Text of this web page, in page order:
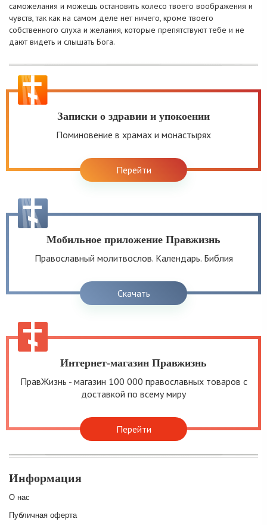
саможелания и можешь остановить колесо твоего воображения и
чувств, так как на самом деле нет ничего, кроме твоего
собственного слуха и желания, которые препятствуют тебе и не
дают видеть и слышать Бога.
Записки о здравии и упокоении
Поминовение в храмах и монастырях
Перейти
Мобильное приложение Правжизнь
Православный молитвослов. Календарь. Библия
Скачать
Интернет-магазин Правжизнь
ПравЖизнь - магазин 100 000 православных товаров с
доставкой по всему миру
Перейти
Информация
О нас
Публичная оферта